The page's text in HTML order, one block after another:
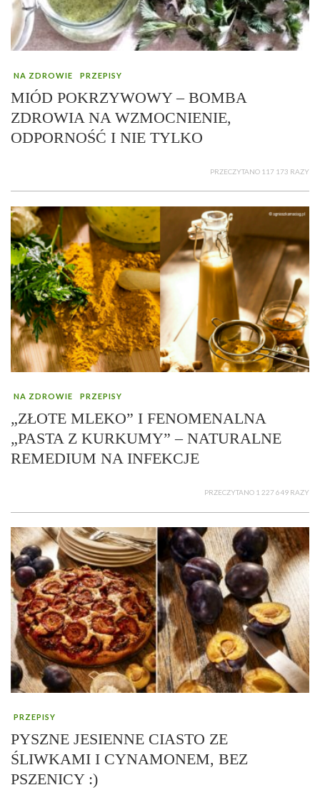
NA ZDROWIE PRZEPISY
MIÓD POKRZYWOWY – BOMBA
ZDROWIA NA WZMOCNIENIE,
ODPORNOŚĆ I NIE TYLKO
PRZECZYTANO 117 173 RAZY
NA ZDROWIE PRZEPISY
„ZŁOTE MLEKO” I FENOMENALNA
„PASTA Z KURKUMY” – NATURALNE
REMEDIUM NA INFEKCJE
PRZECZYTANO 1 227 649 RAZY
PRZEPISY
PYSZNE JESIENNE CIASTO ZE
ŚLIWKAMI I CYNAMONEM, BEZ
PSZENICY :)